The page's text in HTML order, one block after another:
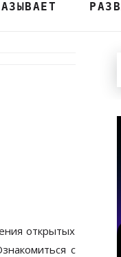
открытых
с